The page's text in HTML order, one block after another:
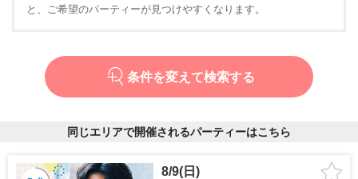
と、ご希望のパーティーが見つけやすくなります。
条件を変えて検索する
同じエリアで開催されるパーティーはこちら
8/9(日)